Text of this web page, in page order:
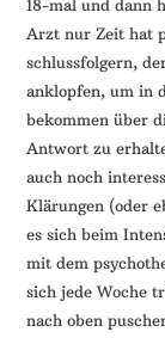
18-mal und dann
Arzt nur Zeit hat
schlussfolgern,
anklopfen, um in
bekommen über
Antwort zu
auch noch
Klärungen (oder
es sich beim
mit dem
sich jede Woche
nach oben